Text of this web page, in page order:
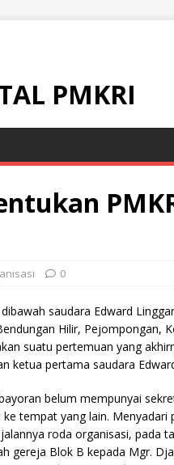
PMKRI
0
saudara Edward
Hilir, Pejompongan,
suatu pertemuan yang
ketua pertama saudara
belum mempunyai
tempat yang lain.
roda organisasi, pada
gereja Blok B kepada Mgr.